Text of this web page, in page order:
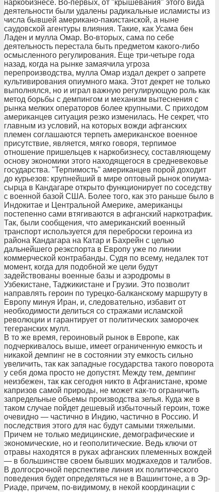
наркобизнесе. Во-первых, от "крышевания" этого вида
деятельности были удалены радикальные исламисты из
числа бывшей американо-пакистанской, а ныне
саудовской агентуры влияния. Такие, как Усама бен
Ладен и мулла Омар. Во-вторых, сама по себе
деятельность перестала быть предметом какого-либо
осмысленного регулирования. Еще три-четыре года
назад, когда на рынке замаячила угроза
перепроизводства, мулла Омар издал декрет о запрете
культивирования опиумного мака. Этот декрет не только
выполнялся, но и играл важную регулирующую роль как
метод борьбы с демпингом и механизм вытеснения с
рынка мелких операторов более крупными. С приходом
американцев ситуация резко изменилась. Не секрет, что
главным из условий, на которых вожди афганских
племен соглашаются терпеть американское военное
присутствие, является, мягко говоря, терпимое
отношение пришельцев к наркобизнесу, составляющему
основу экономики этого находящегося в средневековье
государства. "Терпимость" американцев порой доходит
до курьезов: крупнейший в мире оптовый рынок опиума-
сырца в Кандагаре открыто функционирует по соседству
с военной базой США. Более того, как это раньше было в
Индокитае и Центральной Америке, американцы
постепенно сами втягиваются в афганский наркотрафик.
Так, были сообщения, что американский военный
транспорт используется для переброски героина из
района Кандагара на Катар и Бахрейн с целью
дальнейшего реэкспорта в Европу уже по линии
коммерческой контрабанды. Судя по всему, недалек тот
момент, когда для подобной же цели будут
задействованы военные базы и аэродромы в
Узбекистане, Таджикистане и Грузии. Это позволит
направлять героин по турецко-балканскому маршруту в
Европу минуя Иран, и, следовательно, избавит от
необходимости делиться со стражами исламской
революции и гарантирует от политических заморочек
тегеранских мулл.
В то же время, героиновый рынок в Европе, как
подчеркивалось выше, имеет ограниченную емкость и
никакой демпинг не в состоянии эту емкость сильно
увеличить, так как западные государства такого поворота
у себя дома просто не допустят. Между тем, демпинг
неизбежен, так как сегодня никто в Афганистане, кроме
капризов самой природы, не может как-то ограничить
запредельные объемы производства зелья. Куда же в
таком случае пойдет дешевый избыточный героин, тоже
очевидно — частично в Индию, частично в Россию. И
последствия этого для нас будут самыми тяжелыми.
Причем не только медицинские, демографические и
экономические, но и геополитические. Ведь ключи от
отравы находятся в руках афганских племенных вождей
— в большинстве своем бывших моджахедов и талибов.
В долгосрочной перспективе линия их политического
поведения будет определяться не в Вашингтоне, а в Эр-
Риаде, причем, по-видимому, в некой координации с